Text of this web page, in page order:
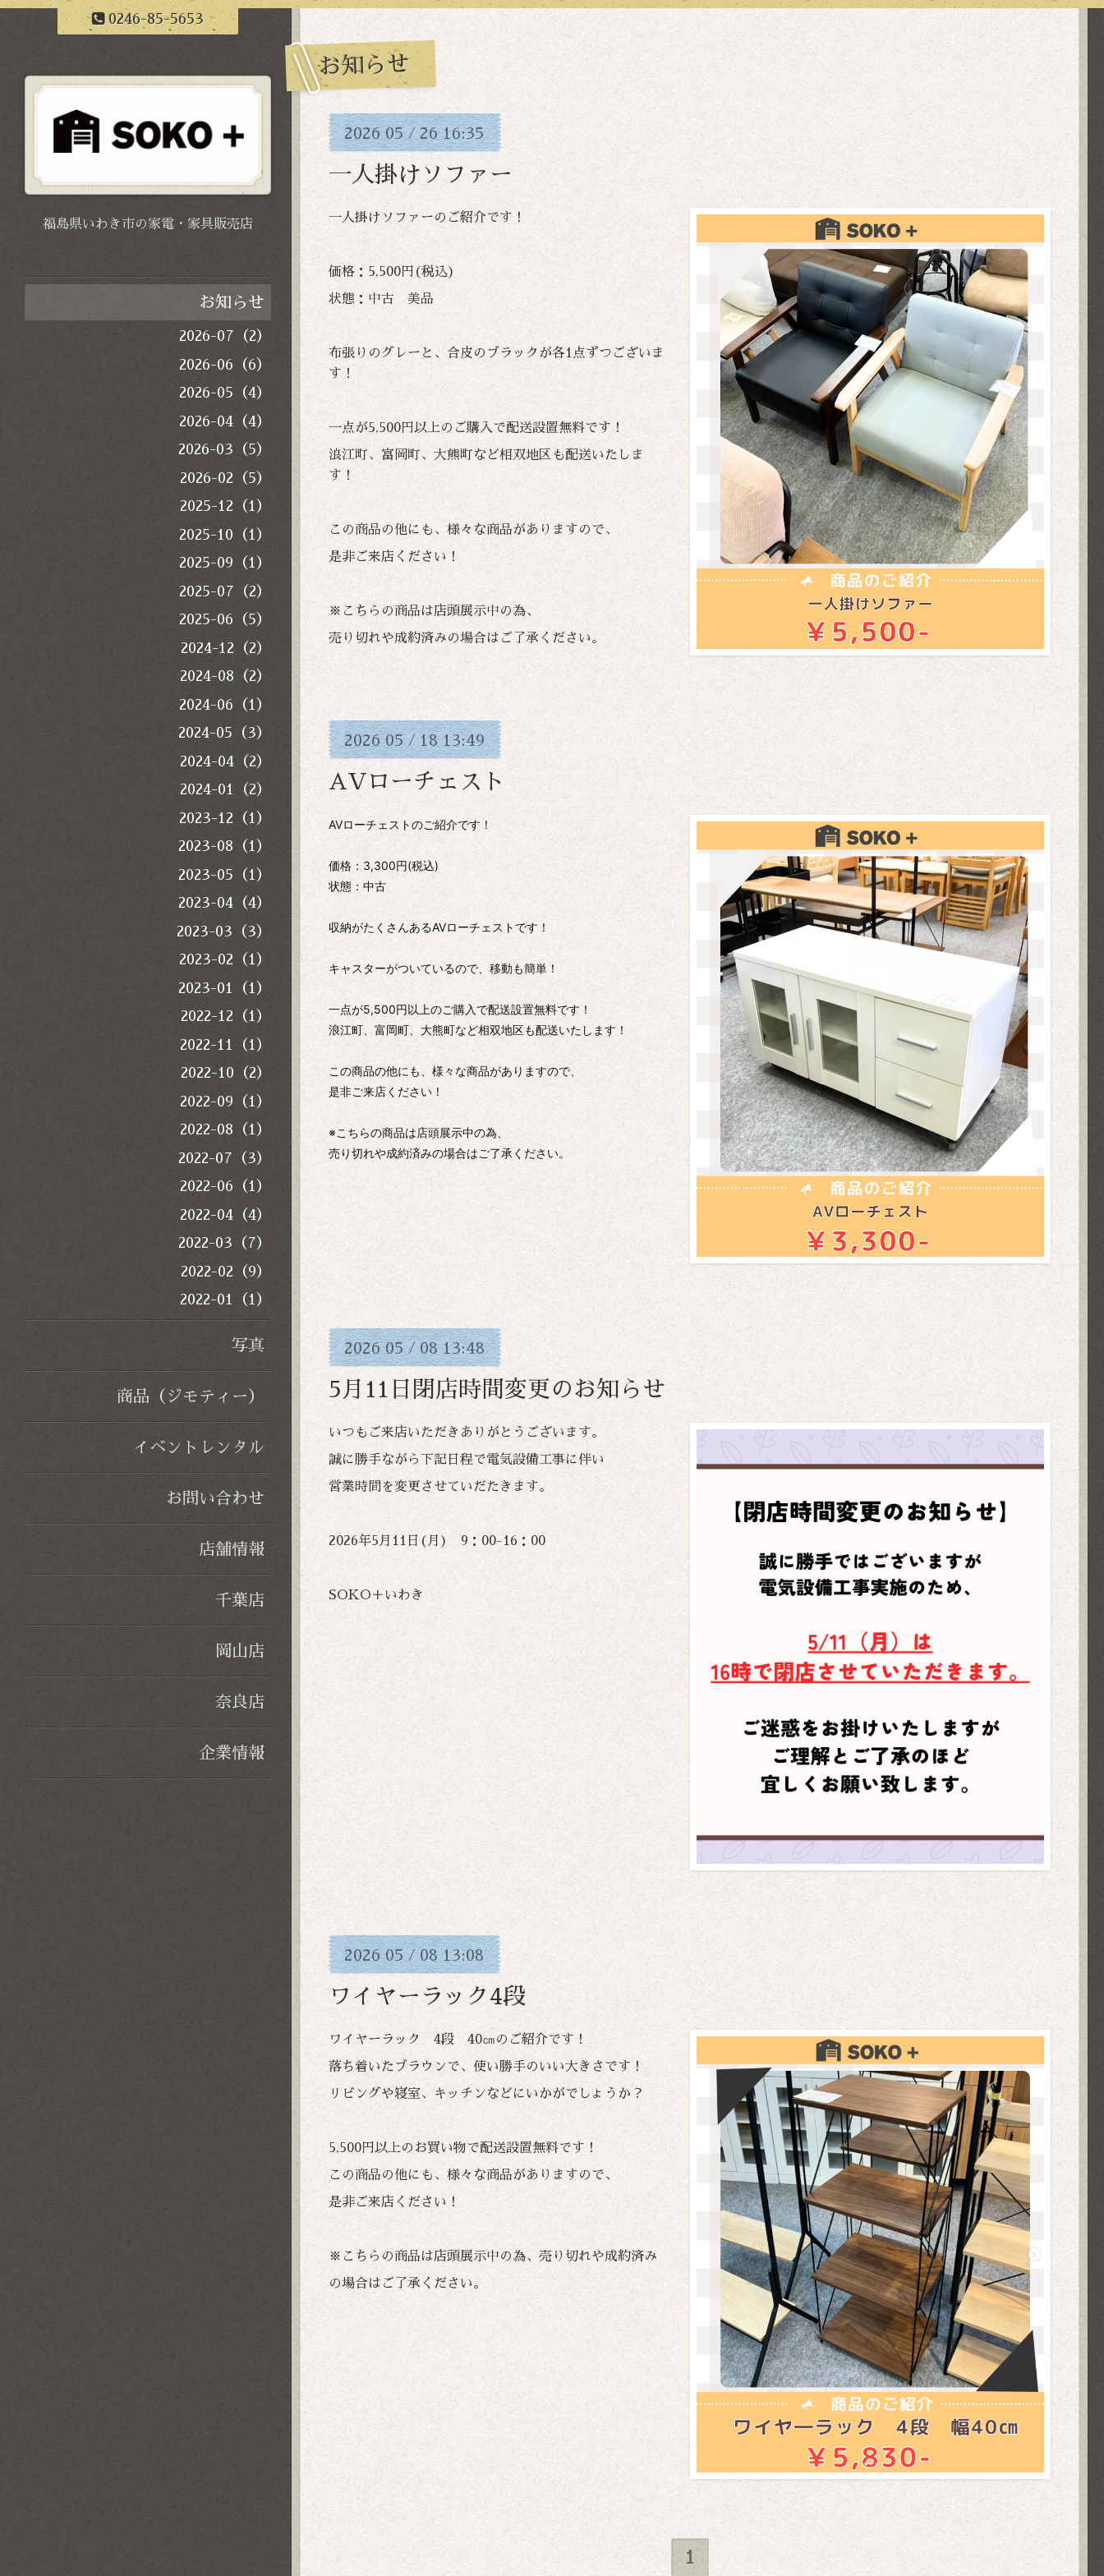
0246-85-5653
お知らせ
2026 05/26 16:35
一人掛けソファー
一人掛けソファーのご紹介です！
価格：5,500円(税込)
状態：中古 美品
布張りのグレーと、合皮のブラックが各1点ずつございま
す！
一点が5,500円以上のご購入で配送設置無料です！
浪江町、富岡町、大熊町など相双地区も配送いたしま
す！
この商品の他にも、様々な商品がありますので、
是非ご来店ください！
※こちらの商品は店頭展示中の為、
売り切れや成約済みの場合はご了承ください。
2026 05/18 13:49
AVローチェスト
AVローチェストのご紹介です！
価格：3,300円(税込)
状態：中古
収納がたくさんあるAVローチェストです！
キャスターがついているので、移動も簡単！
一点が5,500円以上のご購入で配送設置無料です！
浪江町、富岡町、大熊町など相双地区も配送いたします！
この商品の他にも、様々な商品がありますので、
是非ご来店ください！
※こちらの商品は店頭展示中の為、
売り切れや成約済みの場合はご了承ください。
2026 05/08 13:48
5月11日閉店時間変更のお知らせ
いつもご来店いただきありがとうございます。
誠に勝手ながら下記日程で電気設備工事に伴い
営業時間を変更させていだたきます。
2026年5月11日(月) 9：00-16：00
SOKO＋いわき
2026 05/ 08 13:08
ワイヤーラック4段
ワイヤーラック 4段 40㎝のご紹介です！
落ち着いたブラウンで、使い勝手のいい大きさです！
リビングや寝室、キッチンなどにいかがでしょうか？
5,500円以上のお買い物で配送設置無料です！
この商品の他にも、様々な商品がありますので、
是非ご来店ください！
※こちらの商品は店頭展示中の為、売り切れや成約済み
の場合はご了承ください。
1
福島県いわき市の家電・家具販売店
お知らせ
2026-07（2）
2026-06（6）
2026-05（4）
2026-04（4）
2026-03（5）
2026-02（5）
2025-12（1）
2025-10（1）
2025-09（1）
2025-07（2）
2025-06（5）
2024-12（2）
2024-08（2）
2024-06（1）
2024-05（3）
2024-04（2）
2024-01（2）
2023-12（1）
2023-08（1）
2023-05（1）
2023-04（4）
2023-03（3）
2023-02（1）
2023-01（1）
2022-12（1）
2022-11（1）
2022-10（2）
2022-09（1）
2022-08（1）
2022-07（3）
2022-06（1）
2022-04（4）
2022-03（7）
2022-02（9）
2022-01（1）
写真
商品（ジモティー）
イベントレンタル
お問い合わせ
店舗情報
千葉店
岡山店
奈良店
企業情報